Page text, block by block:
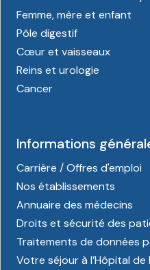
Femme, mère et enfant
Pôle digestif
Cœur et vaisseaux
Reins et urologie
Cancer
Informations
Carrière / Offres d'emploi
Nos établissements
Annuaire des médecins
Droits et sécurité des
Traitements de données
Votre séjour à l’Hôpital de